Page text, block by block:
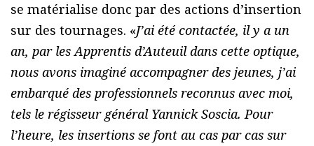
se matérialise donc par des actions d’insertion
sur des tournages. «J’ai été contactée, il y a un
an, par les Apprentis d’Auteuil dans cette optique,
nous avons imaginé accompagner des jeunes, j’ai
embarqué des professionnels reconnus avec moi,
tels le régisseur général Yannick Soscia. Pour
l’heure, les insertions se font au cas par cas sur